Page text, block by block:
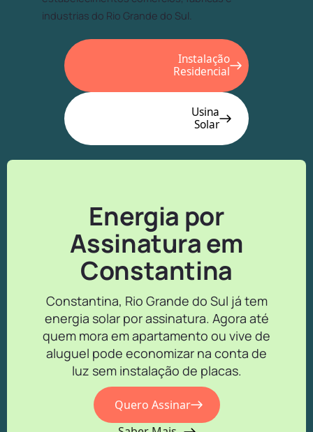
industrias do Rio Grande do Sul.
Instalação
Residencial
Usina
Solar
Energia por
Assinatura em
Constantina
Constantina, Rio Grande do Sul já tem
energia solar por assinatura. Agora até
quem mora em apartamento ou vive de
aluguel pode economizar na conta de
luz sem instalação de placas.
Quero Assinar